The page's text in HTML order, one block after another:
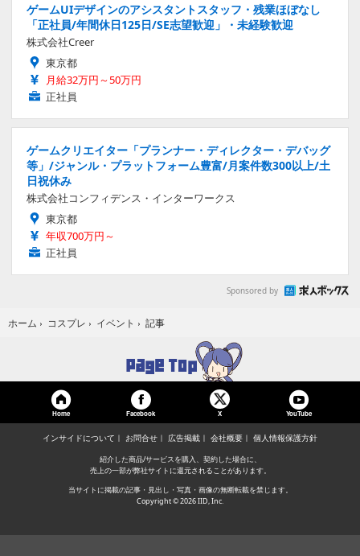
ゲームUIデザインのアシスタントスタッフ・残業ほぼなし
「正社員/年間休日125日/SE志望歓迎」・未経験歓迎
株式会社Creer
東京都
月給32万円～50万円
正社員
ゲームクリエイター「プランナー・ディレクター・デバッグ
等」/ジャンル・プラットフォーム豊富/月案件数300以上/土
日祝休み
株式会社コンフィデンス・インターワークス
東京都
年収700万円～
正社員
Sponsored by
ホーム › コスプレ › イベント › 記事
Home Facebook X YouTube
インサイドについて お問合せ 広告掲載 会社概要 個人情報保護方針
紹介した商品/サービスを購入、契約した場合に、
売上の一部が弊社サイトに還元されることがあります。
当サイトに掲載の記事・見出し・写真・画像の無断転載を禁じます。
Copyright © 2026 IID, Inc.